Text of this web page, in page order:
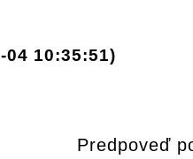
10:35:51)
Predpoveď